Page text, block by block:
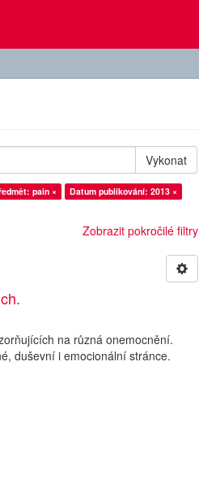
Vykonat
pain ×
Datum publikování: 2013 ×
Zobrazit pokročilé filtry
na různá onemocnění.
duševní i emocionální stránce.